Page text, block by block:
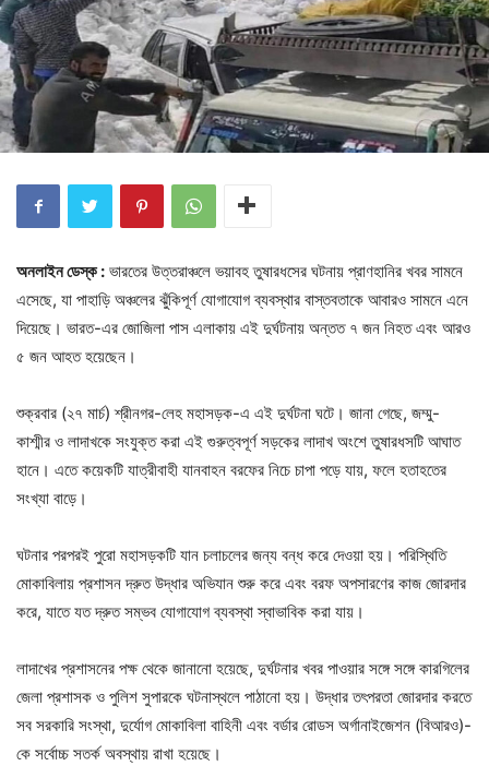
অনলাইন ডেস্ক : ভারতের উত্তরাঞ্চলে ভয়াবহ তুষারধসের ঘটনায় প্রাণহানির খবর সামনে
এসেছে, যা পাহাড়ি অঞ্চলের ঝুঁকিপূর্ণ যোগাযোগ ব্যবস্থার বাস্তবতাকে আবারও সামনে এনে
দিয়েছে। ভারত-এর জোজিলা পাস এলাকায় এই দুর্ঘটনায় অন্তত ৭ জন নিহত এবং আরও
৫ জন আহত হয়েছেন।
শুক্রবার (২৭ মার্চ) শ্রীনগর-লেহ মহাসড়ক-এ এই দুর্ঘটনা ঘটে। জানা গেছে, জম্মু-
কাশ্মীর ও লাদাখকে সংযুক্ত করা এই গুরুত্বপূর্ণ সড়কের লাদাখ অংশে তুষারধসটি আঘাত
হানে। এতে কয়েকটি যাত্রীবাহী যানবাহন বরফের নিচে চাপা পড়ে যায়, ফলে হতাহতের
সংখ্যা বাড়ে।
ঘটনার পরপরই পুরো মহাসড়কটি যান চলাচলের জন্য বন্ধ করে দেওয়া হয়। পরিস্থিতি
মোকাবিলায় প্রশাসন দ্রুত উদ্ধার অভিযান শুরু করে এবং বরফ অপসারণের কাজ জোরদার
করে, যাতে যত দ্রুত সম্ভব যোগাযোগ ব্যবস্থা স্বাভাবিক করা যায়।
লাদাখের প্রশাসনের পক্ষ থেকে জানানো হয়েছে, দুর্ঘটনার খবর পাওয়ার সঙ্গে সঙ্গে কারগিলের
জেলা প্রশাসক ও পুলিশ সুপারকে ঘটনাস্থলে পাঠানো হয়। উদ্ধার তৎপরতা জোরদার করতে
সব সরকারি সংস্থা, দুর্যোগ মোকাবিলা বাহিনী এবং বর্ডার রোডস অর্গানাইজেশন (বিআরও)-
কে সর্বোচ্চ সতর্ক অবস্থায় রাখা হয়েছে।